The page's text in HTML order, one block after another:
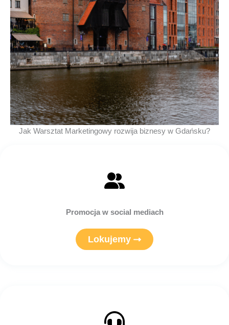
Jak Warsztat Marketingowy rozwija biznesy w Gdańsku?
Promocja w social mediach
Lokujemy